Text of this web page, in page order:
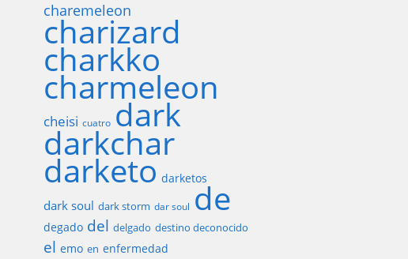
charemeleon
charizard
charkko
charmeleon
cheisi cuatro dark
darkchar
darketo darketos
dark soul dark storm dar soul de
degado del delgado destino deconocido
el emo en enfermedad